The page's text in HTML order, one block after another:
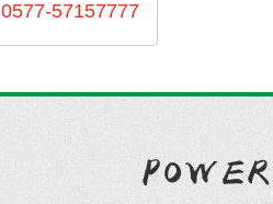
0577-57157777